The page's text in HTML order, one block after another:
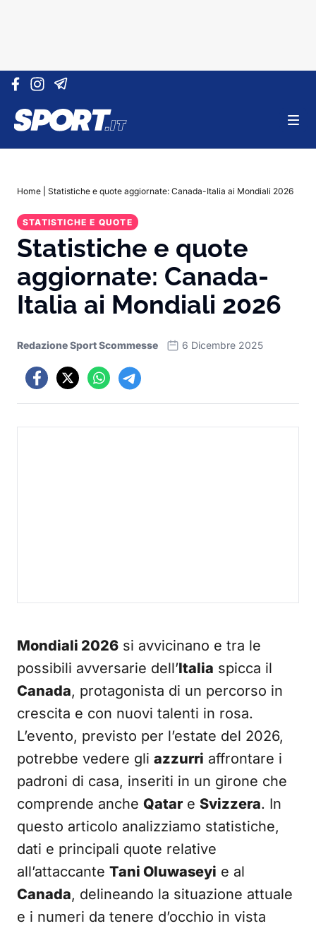
Vai al contenuto
Home Statistiche e quote aggiornate: Canada-Italia ai Mondiali 2026
STATISTICHE E QUOTE
Statistiche e quote
aggiornate: Canada-
Italia ai Mondiali 2026
Redazione Sport Scommesse 6 Dicembre 2025
Mondiali 2026 si avvicinano e tra le
possibili avversarie dell’Italia spicca il
Canada, protagonista di un percorso in
crescita e con nuovi talenti in rosa.
L’evento, previsto per l’estate del 2026,
potrebbe vedere gli azzurri affrontare i
padroni di casa, inseriti in un girone che
comprende anche Qatar e Svizzera. In
questo articolo analizziamo statistiche,
dati e principali quote relative
all’attaccante Tani Oluwaseyi e al
Canada, delineando la situazione attuale
e i numeri da tenere d’occhio in vista